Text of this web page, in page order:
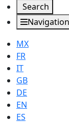
Search
Navigation
MX
FR
IT
GB
DE
EN
ES